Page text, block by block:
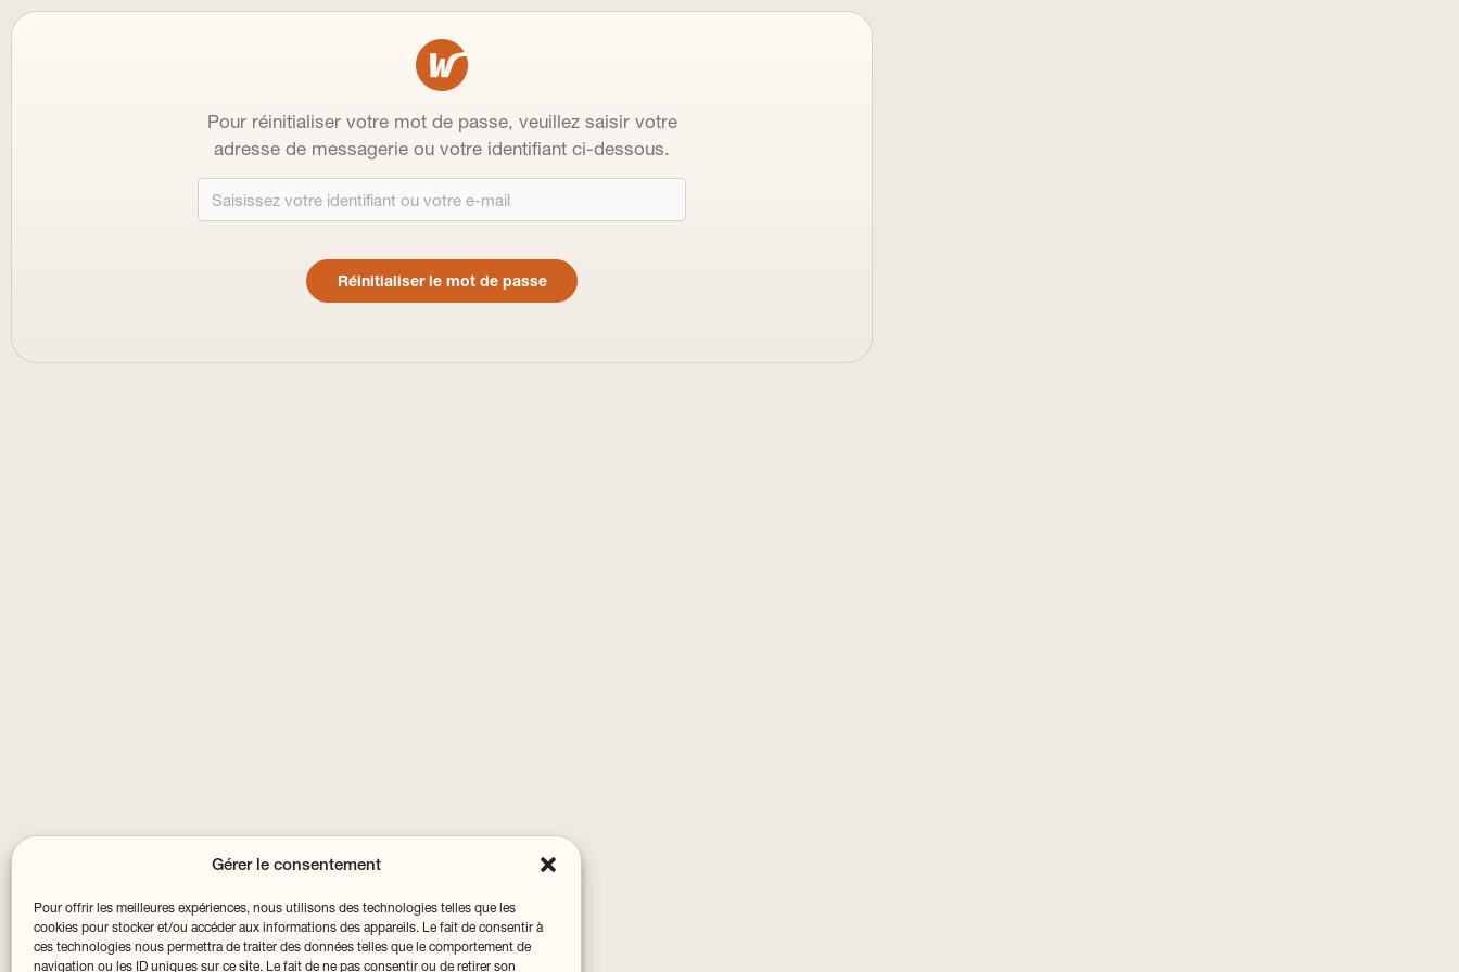
Gérer le consentement
Pour offrir les meilleures expériences, nous utilisons des technologies telles que les
cookies pour stocker et/ou accéder aux informations des appareils. Le fait de consentir à
ces technologies nous permettra de traiter des données telles que le comportement de
navigation ou les ID uniques sur ce site. Le fait de ne pas consentir ou de retirer son
Pour réinitialiser votre mot de passe, veuillez saisir votre
adresse de messagerie ou votre identifiant ci-dessous.